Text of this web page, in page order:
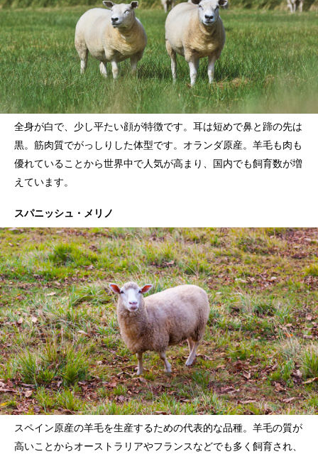
全身が白で、少し平たい顔が特徴です。耳は短めで鼻と蹄の先は
黒。筋肉質でがっしりした体型です。オランダ原産。羊毛も肉も
優れていることから世界中で人気が高まり、国内でも飼育数が増
えています。
スパニッシュ・メリノ
スペイン原産の羊毛を生産するための代表的な品種。羊毛の質が
高いことからオーストラリアやフランスなどでも多く飼育され、